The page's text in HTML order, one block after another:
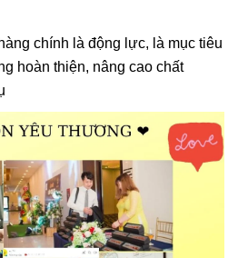
chính là động lực, là mục tiêu
hoàn thiện, nâng cao chất